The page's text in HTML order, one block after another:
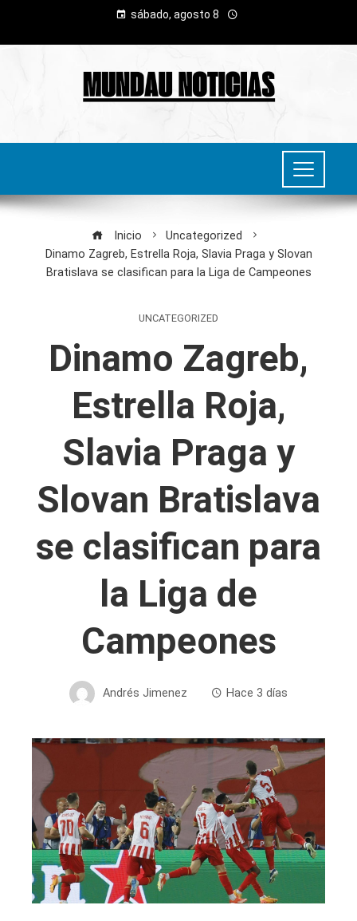
sábado, agosto 8
Inicio
Uncategorized
Dinamo Zagreb, Estrella Roja, Slavia Praga y Slovan
Bratislava se clasifican para la Liga de Campeones
UNCATEGORIZED
Dinamo Zagreb,
Estrella Roja,
Slavia Praga y
Slovan Bratislava
se clasifican para
la Liga de
Campeones
Andrés Jimenez Hace 3 días